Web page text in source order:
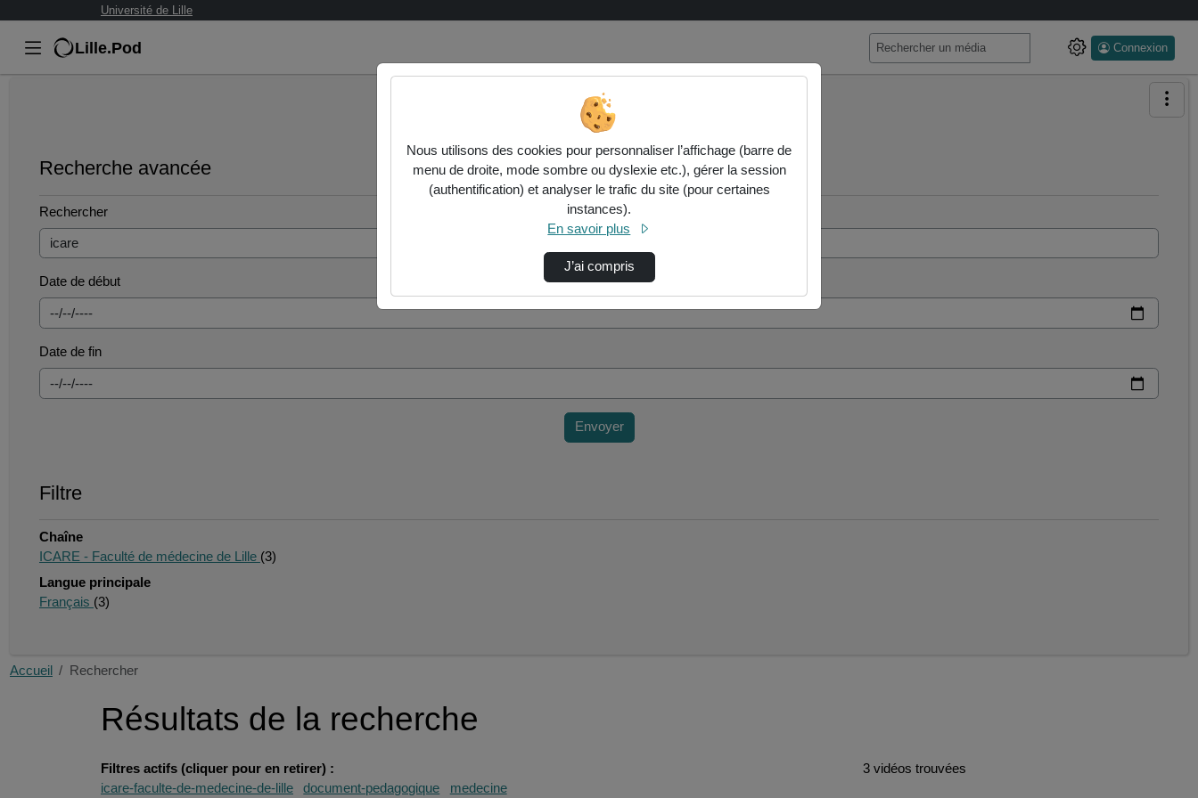
Université de Lille
Lille.Pod Connexion
Recherche avancée
Rechercher
Date de début
Date de fin
Envoyer
Filtre
Chaîne
ICARE - Faculté de médecine de Lille (3)
Langue principale
Français (3)
Accueil Rechercher
Résultats de la recherche
Filtres actifs (cliquer pour en retirer) :
icare-faculte-de-medecine-de-lille
document-pedagogique medecine
3 vidéos trouvées
Nous utilisons des cookies pour personnaliser l’affichage (barre de
menu de droite, mode sombre ou dyslexie etc.), gérer la session
(authentification) et analyser le trafic du site (pour certaines
instances).
En savoir plus
J’ai compris